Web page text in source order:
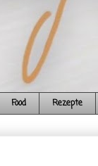
Food Rezepte